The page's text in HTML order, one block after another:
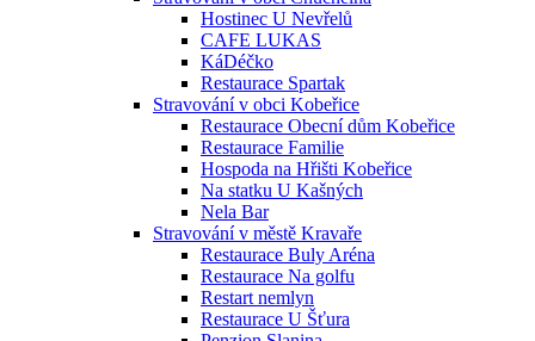
Hostinec U Nevřelů
CAFE LUKAS
KáDéčko
Restaurace Spartak
Stravování v obci Kobeřice
Restaurace Obecní dům Kobeřice
Restaurace Familie
Hospoda na Hřišti Kobeřice
Na statku U Kašných
Nela Bar
Stravování v městě Kravaře
Restaurace Buly Aréna
Restaurace Na golfu
Restart nemlyn
Restaurace U Šťura